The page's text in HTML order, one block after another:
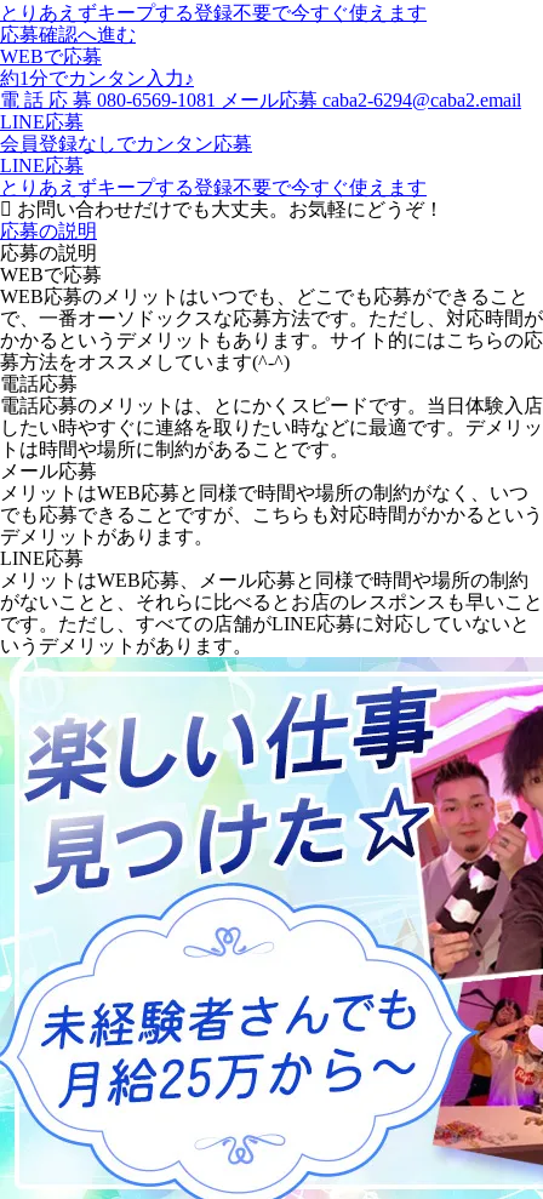
とりあえずキープする登録不要で今すぐ使えます
応募確認へ進む
WEBで応募
約1分でカンタン入力♪
電 話 応 募 080-6569-1081 メール応募 caba2-6294@caba2.email
LINE応募
会員登録なしでカンタン応募
LINE応募
とりあえずキープする登録不要で今すぐ使えます
お問い合わせだけでも大丈夫。お気軽にどうぞ！
応募の説明
応募の説明
WEBで応募
WEB応募のメリットはいつでも、どこでも応募ができること
で、一番オーソドックスな応募方法です。ただし、対応時間が
かかるというデメリットもあります。サイト的にはこちらの応
募方法をオススメしています(^-^)
電話応募
電話応募のメリットは、とにかくスピードです。当日体験入店
したい時やすぐに連絡を取りたい時などに最適です。デメリッ
トは時間や場所に制約があることです。
メール応募
メリットはWEB応募と同様で時間や場所の制約がなく、いつ
でも応募できることですが、こちらも対応時間がかかるという
デメリットがあります。
LINE応募
メリットはWEB応募、メール応募と同様で時間や場所の制約
がないことと、それらに比べるとお店のレスポンスも早いこと
です。ただし、すべての店舗がLINE応募に対応していないと
いうデメリットがあります。